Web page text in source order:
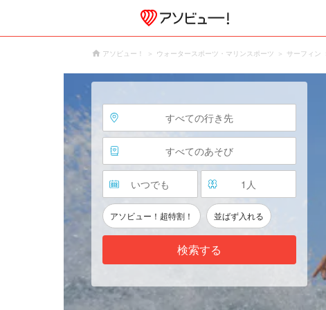
アソビュー！ ウォータースポーツ・マリンスポーツ サーフィン
すべての行き先
すべてのあそび
いつでも 1 人
アソビュー！超特割！ 並ばず入れる
検索する